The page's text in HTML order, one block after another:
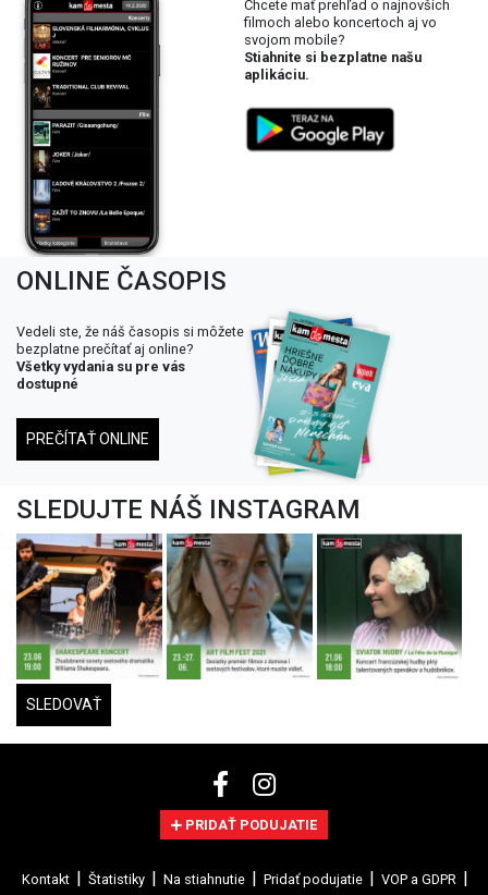
Chcete mať prehľad o najnovších
filmoch alebo koncertoch aj vo
svojom mobile?
Stiahnite si bezplatne našu
aplikáciu.
ONLINE ČASOPIS
Vedeli ste, že náš časopis si môžete
bezplatne prečítať aj online?
Všetky vydania su pre vás
dostupné
PREČÍTAŤ ONLINE
SLEDUJTE NÁŠ INSTAGRAM
SLEDOVAŤ
PRIDAŤ PODUJATIE
Kontakt Štatistiky Na stiahnutie Pridať podujatie VOP a GDPR